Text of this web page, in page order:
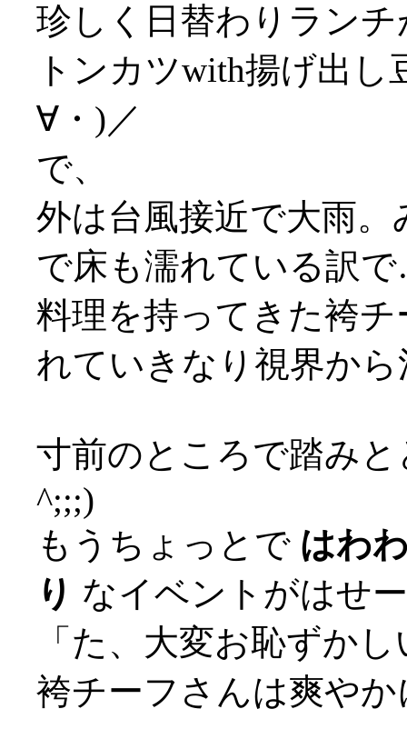
珍しく日替わりラン
トンカツwith揚げ出
∀・)／
で、
外は台風接近で大雨
で床も濡れている訳
料理を持ってきた袴
れていきなり視界か
寸前のところで踏み
^;;;)
もうちょっとで はわ
り なイベントがはせ
「た、大変お恥ずか
袴チーフさんは爽や